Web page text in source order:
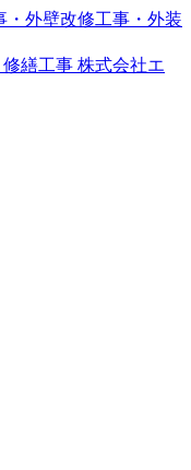
修繕工事 株式会社エ